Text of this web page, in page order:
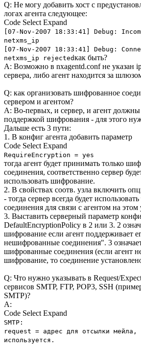
Q: Не могу добавить хост с
логах агента следующее:
Code Select Expand
[07-Nov-2007 18:33:41] Debug:
netxms_ip
[07-Nov-2007 18:33:41] Debug:
netxms_ip rejectedкак быть?
A: Возможно в nxagentd.conf не указан
сервера, либо агент находится за
Q: как организовать шифрованное
сервером и агентом?
A: Во-первых, и сервер, и агент
поддержкой шифрования - для этого
Дальше есть 3 пути:
1. В конфиг агента добавить параметр
Code Select Expand
RequireEncryption = yes
тогда агент будет принимать только
соединения, соответственно сервер
использовать шифрование.
2. В свойствах соотв. узла включить
- тогда сервер всегда будет
соединения для связи с агентом на этом
3. Выставить серверный параметр
DefaultEncryptionPolicy в 2 или 3. 2
шифрование если агент поддерживает
нешифрованные соединения". 3
шифрованные соединения (если агент
шифрование, то соединение
Q: Что нужно указывать в Request/
сервисов SMTP, FTP, POP3, SSH
SMTP)?
A:
Code Select Expand
SMTP:
request = адрес для отсылки мейла,
используется.